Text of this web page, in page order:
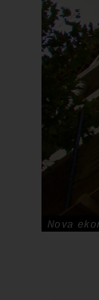
Nova